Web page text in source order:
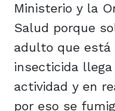
Ministerio y la
Salud porque
adulto que está
insecticida
actividad y en
por eso se